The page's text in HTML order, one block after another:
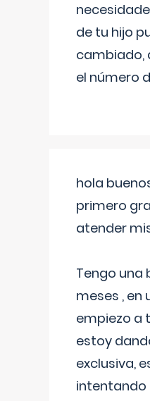
de tu hijo
cambiado,
el número
hola
primero
atender
Tengo una
meses , en
empiezo a
estoy
exclusiva,
intentando